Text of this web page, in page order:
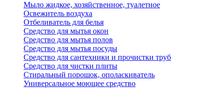
Мыло жидкое, хозяйственное, туалетное
Освежитель воздуха
Отбеливатель для белья
Средство для мытья окон
Средство для мытья полов
Средство для мытья посуды
Средство для сантехники и прочистки труб
Средство для чистки плиты
Стиральный порошок, ополаскиватель
Универсальное моющее средство